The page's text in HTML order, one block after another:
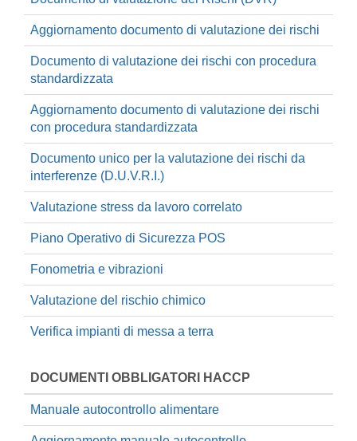
Aggiornamento documento di valutazione dei rischi
Documento di valutazione dei rischi con procedura
standardizzata
Aggiornamento documento di valutazione dei rischi
con procedura standardizzata
Documento unico per la valutazione dei rischi da
interferenze (D.U.V.R.I.)
Valutazione stress da lavoro correlato
Piano Operativo di Sicurezza POS
Fonometria e vibrazioni
Valutazione del rischio chimico
Verifica impianti di messa a terra
DOCUMENTI OBBLIGATORI HACCP
Manuale autocontrollo alimentare